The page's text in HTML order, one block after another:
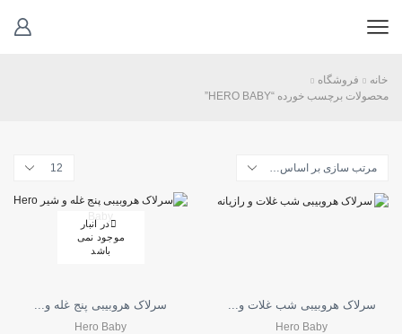
خانه
فروشگاه
محصولات برچسب خورده “HERO BABY”
تعداد
هر
سرلاک هروبیبی شب غلات و...
Hero Baby
در انبار
موجود نمی
باشد
سرلاک هروبیبی پنج غله و...
Hero Baby